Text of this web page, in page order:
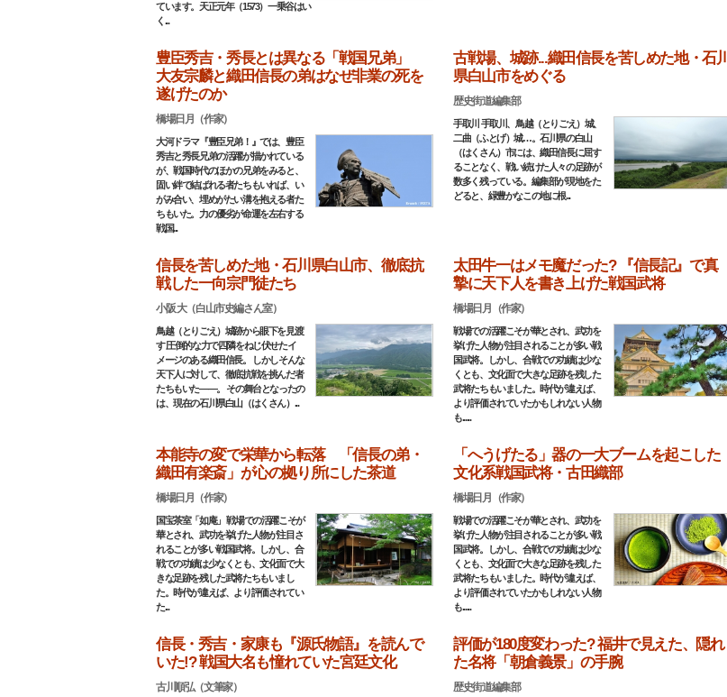
ています。天正元年（1573）一乗谷はい
く...
豊臣秀吉・秀長とは異なる「戦国兄弟」
大友宗麟と織田信長の弟はなぜ非業の死を
遂げたのか
橋場日月（作家）
大河ドラマ『豊臣兄弟！』では、豊臣
秀吉と秀長兄弟の活躍が描かれている
が、戦国時代のほかの兄弟をみると、
固い絆で結ばれる者たちもいれば、い
がみ合い、埋めがたい溝を抱える者た
ちもいた。力の優劣が命運を左右する
戦国...
古戦場、城跡...織田信長を苦しめた地・石川
県白山市をめぐる
歴史街道編集部
手取川 手取川、鳥越（とりごえ）城、
二曲（ふとげ）城…。石川県の白山
（はくさん）市には、織田信長に屈す
ることなく、戦い続けた人々の足跡が
数多く残っている。編集部が現地をた
どると、緑豊かなこの地に根...
信長を苦しめた地・石川県白山市、徹底抗
戦した一向宗門徒たち
小阪 大（白山市史編さん室）
鳥越（とりごえ）城跡から眼下を見渡
す 圧倒的な力で四隣をねじ伏せたイ
メージのある織田信長。 しかしそんな
天下人に対して、徹底抗戦を挑んだ者
たちもいた――。 その舞台となったの
は、現在の石川県白山（はくさん）...
太田牛一はメモ魔だった? 『信長記』で真
摯に天下人を書き上げた戦国武将
橋場日月（作家）
戦場での活躍こそが華とされ、武功を
挙げた人物が注目されることが多い戦
国武将。しかし、合戦での功績は少な
くとも、文化面で大きな足跡を残した
武将たちもいました。時代が違えば、
より評価されていたかもしれない人物
も......
本能寺の変で栄華から転落 「信長の弟・
織田有楽斎」が心の拠り所にした茶道
橋場日月（作家）
国宝茶室「如庵」 戦場での活躍こそが
華とされ、武功を挙げた人物が注目さ
れることが多い戦国武将。しかし、合
戦での功績は少なくとも、文化面で大
きな足跡を残した武将たちもいまし
た。時代が違えば、より評価されてい
た...
「へうげたる」器の一大ブームを起こした
文化系戦国武将・古田織部
橋場日月（作家）
戦場での活躍こそが華とされ、武功を
挙げた人物が注目されることが多い戦
国武将。しかし、合戦での功績は少な
くとも、文化面で大きな足跡を残した
武将たちもいました。時代が違えば、
より評価されていたかもしれない人物
も......
信長・秀吉・家康も『源氏物語』を読んで
いた!? 戦国大名も憧れていた宮廷文化
古川順弘（文筆家）
評価が180度変わった? 福井で見えた、隠れ
た名将「朝倉義景」の手腕
歴史街道編集部